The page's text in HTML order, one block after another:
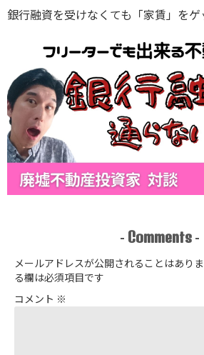
銀行融資を受けなくても「家賃」を
- Comments -
メールアドレスが公開されることはありま
る欄は必須項目です
コメント ※